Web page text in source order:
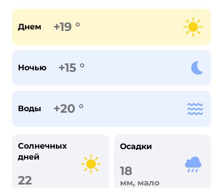
Днем +19 °
Ночью +15 °
Воды +20 °
Солнечных
дней
22
Осадки
18
мм, мало